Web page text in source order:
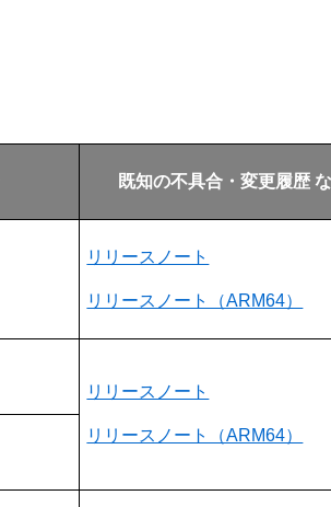
既知の不具合・変更履歴
リリースノート
リリースノート（ARM64）
リリースノート
リリースノート（ARM64）